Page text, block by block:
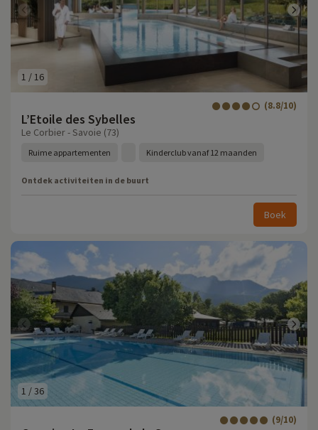
1 / 16
L’Etoile des Sybelles
(8.8/10)
Le Corbier - Savoie (73)
Ruime appartementen Kinderclub vanaf 12 maanden
Ontdek activiteiten in de buurt
Boek
1 /36
(9/10)